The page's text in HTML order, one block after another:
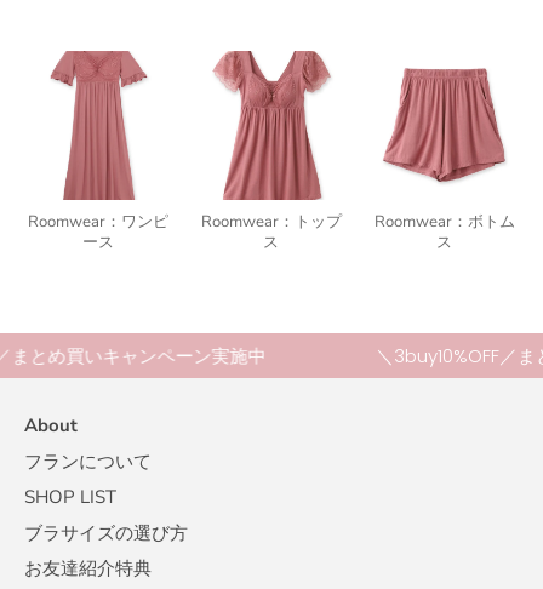
Roomwear：ワンピ
ース
Roomwear：トップ
ス
Roomwear：ボトム
ス
とめ買いキャンペーン実施中 ＼3buy10%OFF／
About
フランについて
SHOP LIST
ブラサイズの選び方
お友達紹介特典